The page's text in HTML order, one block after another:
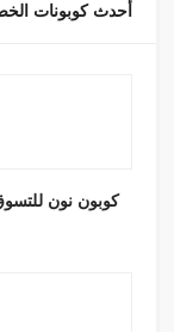
أحدث كوبونات